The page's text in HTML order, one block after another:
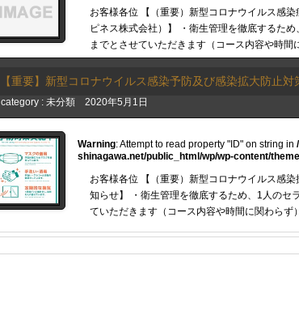
お客様各位 【（重要）新型コロナウイルス感
ピネス株式会社）】 ・衛生管理を徹底するた
までとさせていただきます（コース内容や時間
【重要】新型コロナウイルス感染予防及び感染拡大防止対
category : 未分類 2020年5月1日
Warning: Attempt to read property "ID" on string in
shinagawa.net/public_html/wp/wp-content/
お客様各位 【（重要）新型コロナウイルス感
知らせ】 ・衛生管理を徹底するため、1人のセ
ていただきます（コース内容や時間に関わらず